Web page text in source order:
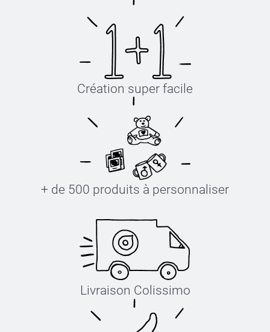
Création super facile
+ de 500 produits à personnaliser
Livraison Colissimo